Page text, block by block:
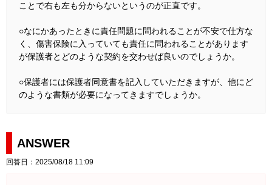
ことで右も左も分からないというのが正直です。
○なにかあったときに責任問題に問われることが不安で仕方な
く、傷害保険に入っていても責任に問われることがあります
が保護者とどのような契約を交わせば良いのでしょうか。
○保護者には保護者同意書を記入していただきますが、他にど
のような書類が必要になってきますでしょうか。
ANSWER
回答日：2025/08/18 11:09